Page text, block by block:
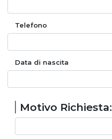
Telefono
Data di nascita
Motivo Richiesta: